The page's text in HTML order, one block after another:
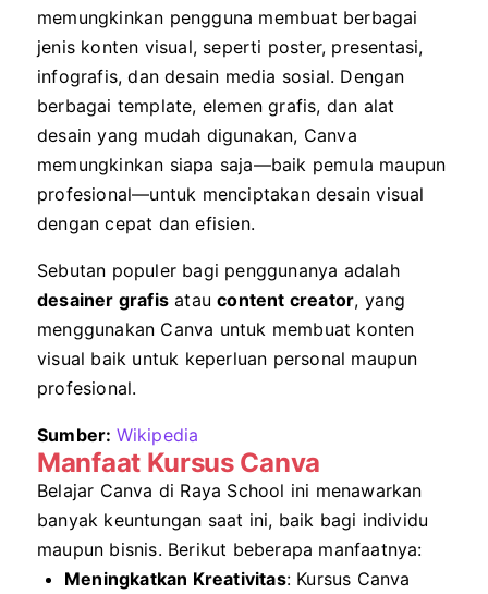
memungkinkan pengguna membuat berbagai
jenis konten visual, seperti poster, presentasi,
infografis, dan desain media sosial. Dengan
berbagai template, elemen grafis, dan alat
desain yang mudah digunakan, Canva
memungkinkan siapa saja—baik pemula maupun
profesional—untuk menciptakan desain visual
dengan cepat dan efisien.
Sebutan populer bagi penggunanya adalah
desainer grafis ataucontent creator, yang
menggunakan Canva untuk membuat konten
visual baik untuk keperluan personal maupun
profesional.
Sumber: Wikipedia
Manfaat Kursus Canva
Belajar Canva di Raya School ini menawarkan
banyak keuntungan saat ini, baik bagi individu
maupun bisnis. Berikut beberapa manfaatnya:
Meningkatkan Kreativitas: Kursus Canva